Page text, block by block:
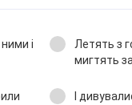
і
Летять з
мигтять
І